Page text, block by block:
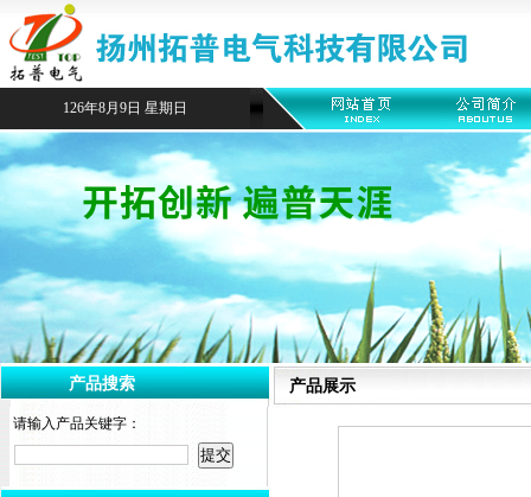
126年8月9日 星期日
产品搜索
请输入产品关键字：
产品展示